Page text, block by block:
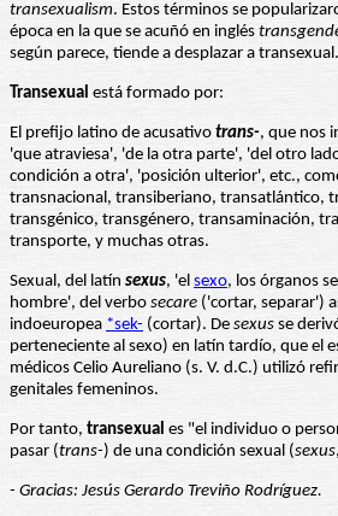
transexualism. Estos términos se
época en la que se acuñó en inglés
según parece, tiende a desplazar a transexual.
Transexual está formado por:
El prefijo latino de acusativo trans-, que nos
'que atraviesa', 'de la otra parte', 'del otro
condición a otra', 'posición ulterior', etc.,
transnacional, transiberiano, transatlántico,
transgénico, transgénero, transaminación,
transporte, y muchas otras.
Sexual, del latín sexus, 'el sexo, los órganos
hombre', del verbo secare ('cortar, separar')
indoeuropea *sek- (cortar). De sexus se
perteneciente al sexo) en latín tardío, que el
médicos Celio Aureliano (s. V. d.C.) utilizó
genitales femeninos.
Por tanto, transexual es "el individuo o
pasar (trans-) de una condición sexual (sexus,
- Gracias: Jesús Gerardo Treviño Rodríguez.